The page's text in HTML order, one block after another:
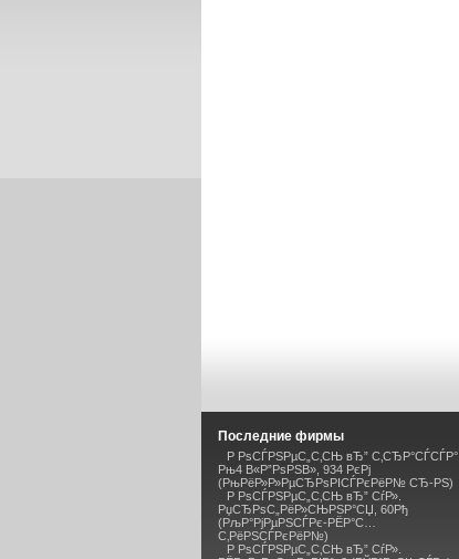
Последние фирмы
Р РѕСЃРЅРµС„С‚СЊ вЂ” С‚СЂР°СЃСЃР°
Рњ4 В«Р”РѕРЅВ», 934 РєРј
(РњРёР»Р»РµСЂРѕРІСЃРєРёР№ СЂ-РЅ)
Р РѕСЃРЅРµС„С‚СЊ вЂ” СѓР».
РџСЂРѕС„РёР»СЊРЅР°СЏ, 60Рђ
(РљР°РјРµРЅСЃРє-РЁР°С…
С‚РёРЅСЃРєРёР№)
Р РѕСЃРЅРµС„С‚СЊ вЂ” СѓР».